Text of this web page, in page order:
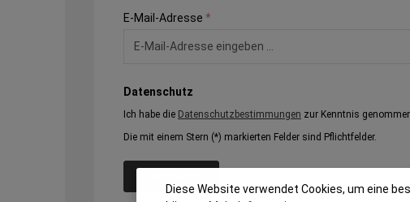
E-Mail-Adresse *
Datenschutz
Ich habe die Datenschutzbestimmungen zur Kenntnis
Die mit einem Stern (*) markierten Felder sind Pflichtfelder.
Diese Website verwendet Cookies, um eine